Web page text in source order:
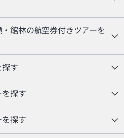
館林の航空券付きツアーを
探す
を探す
を探す